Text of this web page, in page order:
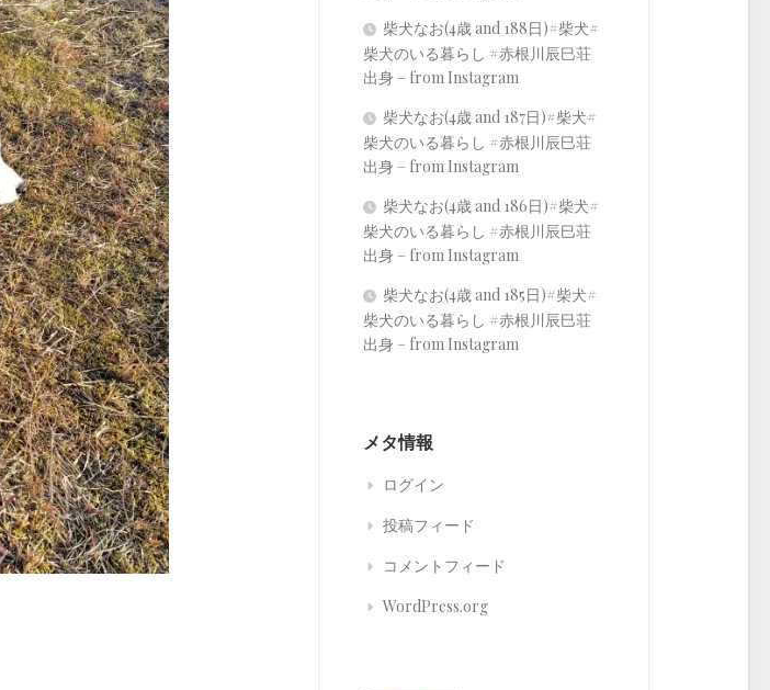
柴犬なお(4歳 and 188日)#柴犬#
柴犬のいる暮らし #赤根川辰巳荘
出身 – from Instagram
柴犬なお(4歳 and 187日)#柴犬#
柴犬のいる暮らし #赤根川辰巳荘
出身 – from Instagram
柴犬なお(4歳 and 186日)#柴犬#
柴犬のいる暮らし #赤根川辰巳荘
出身 – from Instagram
柴犬なお(4歳 and 185日)#柴犬#
柴犬のいる暮らし #赤根川辰巳荘
出身 – from Instagram
メタ情報
ログイン
投稿フィード
コメントフィード
WordPress.org